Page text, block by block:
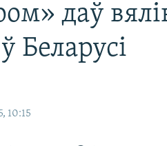
даў
Беларусі
10:15